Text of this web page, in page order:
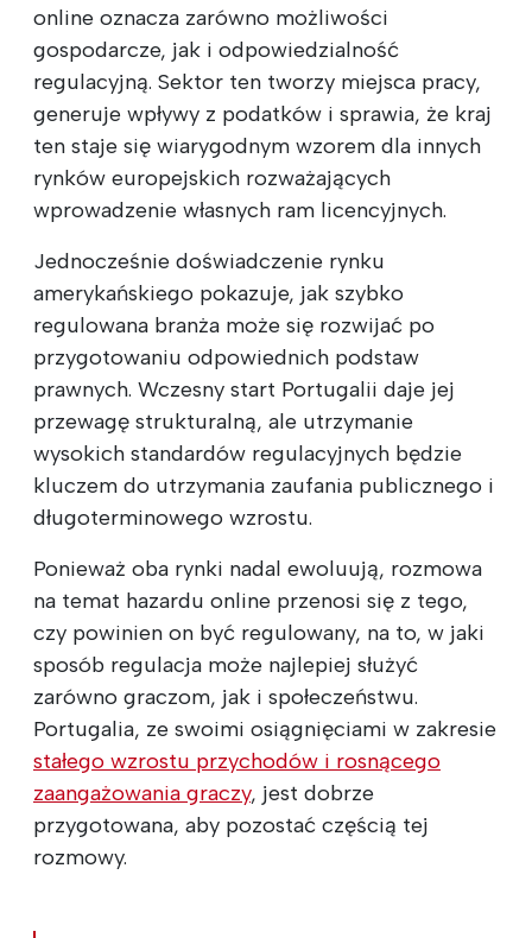
online oznacza zarówno możliwości
gospodarcze, jak i odpowiedzialność
regulacyjną. Sektor ten tworzy miejsca pracy,
generuje wpływy z podatków i sprawia, że kraj
ten staje się wiarygodnym wzorem dla innych
rynków europejskich rozważających
wprowadzenie własnych ram licencyjnych.
Jednocześnie doświadczenie rynku
amerykańskiego pokazuje, jak szybko
regulowana branża może się rozwijać po
przygotowaniu odpowiednich podstaw
prawnych. Wczesny start Portugalii daje jej
przewagę strukturalną, ale utrzymanie
wysokich standardów regulacyjnych będzie
kluczem do utrzymania zaufania publicznego i
długoterminowego wzrostu.
Ponieważ oba rynki nadal ewoluują, rozmowa
na temat hazardu online przenosi się z tego,
czy powinien on być regulowany, na to, w jaki
sposób regulacja może najlepiej służyć
zarówno graczom, jak i społeczeństwu.
Portugalia, ze swoimi osiągnięciami w zakresie
stałego wzrostu przychodów i rosnącego
zaangażowania graczy, jest dobrze
przygotowana, aby pozostać częścią tej
rozmowy.